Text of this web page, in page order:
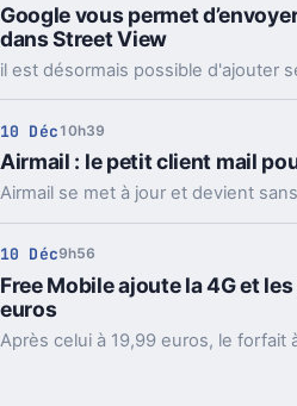
Google vous permet
dans Street View
10 Déc 10h39
Airmail : le petit client mail
10 Déc9h56
Free Mobile ajoute la 4G et
euros